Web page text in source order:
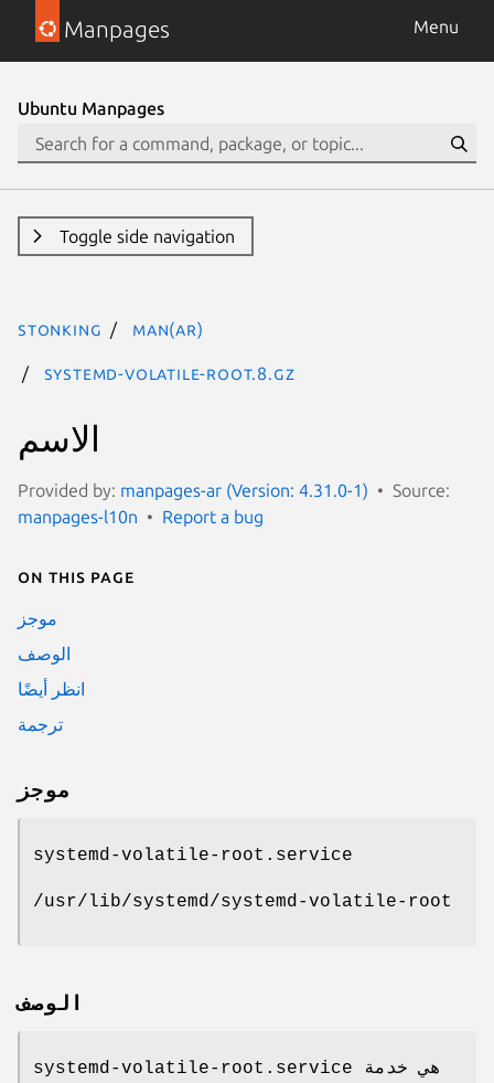
Manpages Menu
Ubuntu Manpages
Toggle side navigation
stonking man(ar)
systemd-volatile-root.8.gz
الاسم
Provided by: manpages-ar (Version: 4.31.0-1)
Source:
manpages-l10n
Report a bug
On this page
موجز
الوصف
انظر أيضًا
ترجمة
موجز
systemd-volatile-root.service
/usr/lib/systemd/systemd-volatile-root
الوصف
systemd-volatile-root.service هي خدمة